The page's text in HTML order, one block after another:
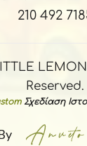
210 492
Reserved.
Σχεδίαση